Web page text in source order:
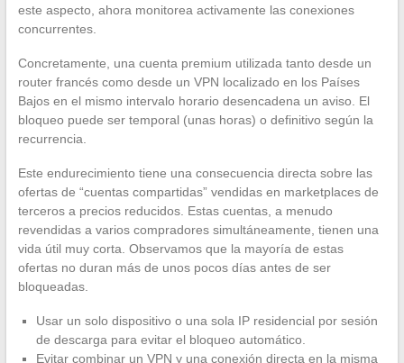
este aspecto, ahora monitorea activamente las conexiones
concurrentes.
Concretamente, una cuenta premium utilizada tanto desde un
router francés como desde un VPN localizado en los Países
Bajos en el mismo intervalo horario desencadena un aviso. El
bloqueo puede ser temporal (unas horas) o definitivo según la
recurrencia.
Este endurecimiento tiene una consecuencia directa sobre las
ofertas de “cuentas compartidas” vendidas en marketplaces de
terceros a precios reducidos. Estas cuentas, a menudo
revendidas a varios compradores simultáneamente, tienen una
vida útil muy corta. Observamos que la mayoría de estas
ofertas no duran más de unos pocos días antes de ser
bloqueadas.
Usar un solo dispositivo o una sola IP residencial por sesión
de descarga para evitar el bloqueo automático.
Evitar combinar un VPN y una conexión directa en la misma